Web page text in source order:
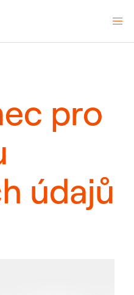
pro
údajů